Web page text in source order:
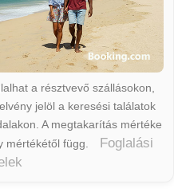
a résztvevő szállásokon,
jelöl a keresési találatok
A megtakarítás mértéke
mértékétől függ.
Foglalási